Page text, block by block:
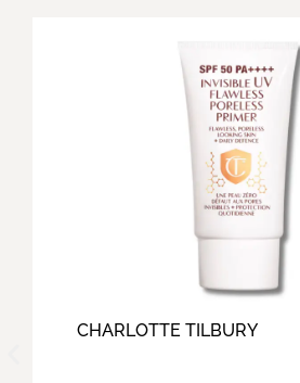
CHARLOTTE TILBURY